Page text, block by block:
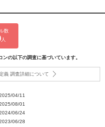
数
人
の以下の調査に基づいています。
義 調査詳細について
04/11
08/01
06/24
06/28